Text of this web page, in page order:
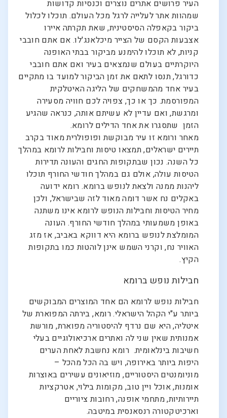
העיר פרושים אתרים נוצרים וכנסיות קדושות
שמהוות אתר לעלייה לרגל מכל העולם. תוכלו לכלול
ביקור בקאפלה הסיסטינית, שאת תקרתה איירו
אצבעות הקסם של הצייר מיכלאנג'לו. אם אתם חובבי
קניות, לא תוכלו להימנע מביקור בבתי האופנה
היוקרתיים בעולם שנמצאים בעיר ואם אתם חובבי
כדורגל, תנסו לתאם את זמן הביקור למועד בו מתקיים
בעיר אחד מהמשחקים של הליגה האיטלקית
המפורסמת. כך או כך, צפויה לכם חוויה מסעירה
ומרגשת, ואם עדיין לא עשיתם אותה, כנראה שהגיע
הזמן שתסגרו את אחד הדילים לרומא.
מאחר ורומא זו עיר מבוקשת ופופולרית מאוד בקרב
תיירים ישראלים, תמצאו טיסות וחבילות לרומא במהלך
כל השנה. נכון שבתקופות החגים והעונה תדירות
הטיסות עולה, אולם גם במהלך חודשי החורף תוכלו
ליהנות ממנה ולצאת לנופש ברומא. רומא ידועה
באקלים נח אשר דומה מאוד לזה שבישראל, ולכן
מחיר הטיסות וחבילות הנופש לרומא אינו משתנה
באופן משמעותי במהלך חודשי החורף. העונה
המומלצת לנופש ברומא היא דווקא באביב, אז מזג
האוויר נח, וקרני השמש אינן לוהטות כמו בתקופות
הקיץ.
חבילות נופש ברומא
חבילות נופש לרומא הם אחד המוצרים המבוקשים
ביותר ע"י הקהל הישראלי. רומא, בירתה המפוארת של
איטליה, היא שם נרדף להיסטוריה מפוארת, מורשת
אמנותית שאין שני לה ואתרים ארכיאולוגיים בעלי
חשיבות בינלאומית. רומא נחשבת לאחת הערים
היפות ביותר באירופה, ויש בה הכל מהכל –
מוניומנטים היסטוריים, מוזיאונים עשירים באוצרות
אומנות, אוכל ויין טוב, מקומות בילוי, אטרקציות
תיירותיות, מתחמי אופנה, רחובות ציוריים
וארכיטקטורה רנסאנסית במיטבה.